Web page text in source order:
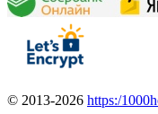
© 2013-2026 https:/